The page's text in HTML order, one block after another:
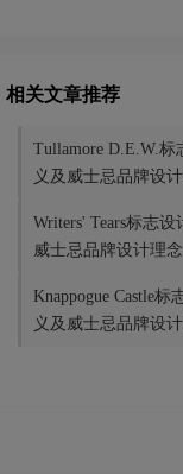
相关文章推荐
Tullamore D.E.W.标
义及威士忌品牌设
Writers' Tears标志设
威士忌品牌设计理念
Knappogue Castle标
义及威士忌品牌设